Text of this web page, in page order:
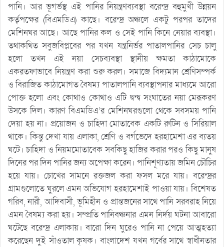
পানি। আর ভূগর্ভস্থ এই পানির নিয়ন্ত্রণব্যবস্থা বরেন্দ্র বহুমুখী উন্নয়ন
কর্তৃপক্ষের (বিএমডিএ) কাছে। বরেন্দ্র অঞ্চলে একটু পরপর তাদের
মেশিনঘর আছে। আছে পানির কল ও সেই পানি কিনে নেয়ার ব্যবস্থা।
তথাকথিত সবুজবিপ্লবের পর যখন যন্ত্রনির্ভর পাতালপানির সেচ চালু
হলো তখন এই নয়া সেচব্যবস্থা স্থানীয় ক্ষমতা কাঠামোকে
একরতফাভাবে নিয়ন্ত্রণ করা শুরু করল। সমাজে বিদ্যমান শ্রেণিসম্পর্ক
ও বিরাজিত কাঠামোগত বৈষম্য পাতালপানি ব্যবস্থাপনার মাধ্যমে আরো
পোক্ত হলো এবং কোথাও কোথাও এটি দ্বন্দ্ব সংঘাতের নয়া মেরূকরণ
উসকে দিল। কারণ বিএমডিএ’র মেশিনঘরগুলো থেকে সবসময় পানি
দেয়া হয় না। প্রয়োজন ও চাহিদা মোতাবেক একটি রুটিন ও সিরিয়াল
থাকে। কিন্তু দেখা যায় এলাকা, শ্রেণি ও বর্গভেদে হরহামেশা এর ব্যতয়
ঘটে। চাহিদা ও নিয়মমোতাবেক সবকিছু হাজির করার পরও কিছু মানুষ
দিনের পর দিন পানির জন্য অপেক্ষা করেন। পানিশূণ্যতায় জমিন চৌচির
হয়ে যায়। চোখের সামনে রক্তজল করা ফসল মরে যায়। বরেন্দ্রর
গ্রামগুলোতে ঘুরলে এমন অভিযোগ হরহামেশাই পাওয়া যায়। বিশেষত
গরিব, নারী, আদিবাসী, ভূমিহীন ও প্রান্তজনের সাথে পানি সরবরাহ নিয়ে
এমন বৈষম্য করা হয়। সম্প্রতি পানিবঞ্চনার এমন নির্দয় ঘটনা আবারো
ঘটেছে বরেন্দ্র এলাকায়। বারো দিন ঘুরেও পানি না পেয়ে আত্মহত্যা
করেছেন দুই সাঁওতাল কৃষক। বাংলাদেশ যখন গর্বের সাথে স্বাধীনতার